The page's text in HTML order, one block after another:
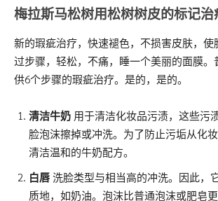
梅拉斯马松树用松树树皮的标记治
新的瑕疵治疗，快速褪色，不损害皮肤，使
过步骤，轻松，不痛，睡一个美丽的面膜。
供6个步骤的瑕疵治疗。是的，是的。
清洁牛奶 用于清洁化妆品污渍，这些污
脸泡沫擦掉或冲洗。为了防止污垢从化妆
清洁温和的牛奶配方。
白唇 洗脸类型与相当高的冲洗。因此，
质地，如奶油。泡沫比普通泡沫或肥皂